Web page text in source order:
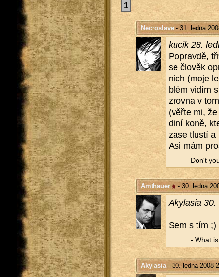
1
Necroslave- 31. ledna
kucik 28.
Po­prav­dě,
se člo­věk
nich (moje
blém vidím
zrov­na v
(věřte mi,
di­ní koně,
zase tlus­tí a
Asi mám
Don't
Amthauer - 30. ledna
Akyla­sia 30.
Sem s tím ;)
- What
Akylasia- 30. ledna 2008